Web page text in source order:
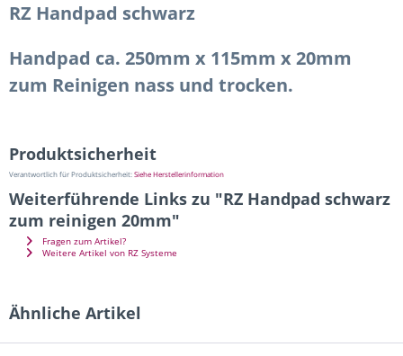
RZ Handpad schwarz
Handpad ca. 250mm x 115mm x 20mm
zum Reinigen nass und trocken.
Produktsicherheit
Verantwortlich für Produktsicherheit:Siehe Herstellerinformation
Weiterführende Links zu "RZ Handpad schwarz
zum reinigen 20mm"
Fragen zum Artikel?
Weitere Artikel von RZ Systeme
Ähnliche Artikel